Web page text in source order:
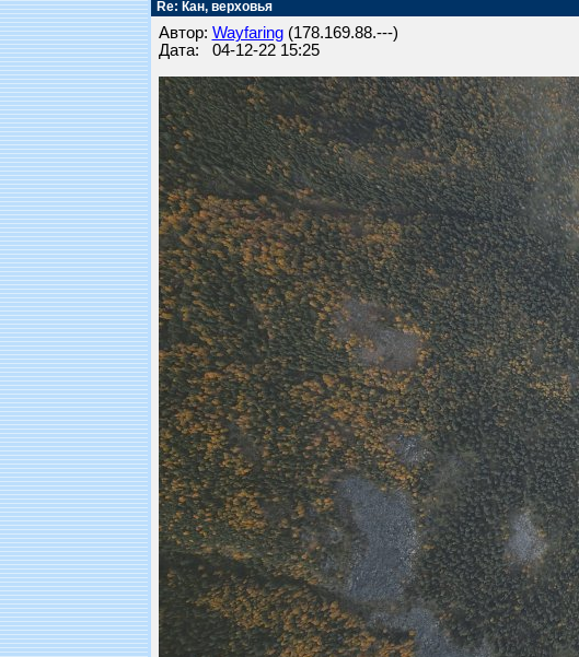
Re: Кан, верховья
Автор: Wayfaring(178.169.88.---)
Дата: 04-12-22 15:25